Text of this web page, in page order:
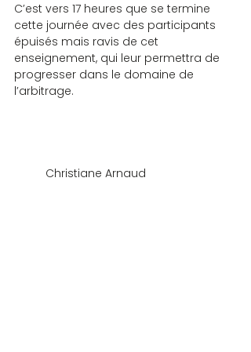
C’est vers 17 heures que se termine
cette journée avec des participants
épuisés mais ravis de cet
enseignement, qui leur permettra de
progresser dans le domaine de
l’arbitrage.
	Christiane Arnaud